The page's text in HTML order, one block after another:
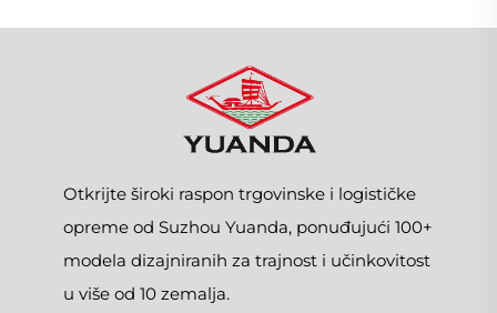
Otkrijte široki raspon trgovinske i logističke
opreme od Suzhou Yuanda, ponuđujući 100+
modela dizajniranih za trajnost i učinkovitost
u više od 10 zemalja.